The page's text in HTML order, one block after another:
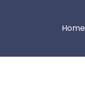
Home